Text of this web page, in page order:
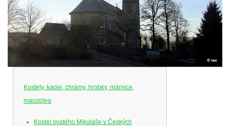
Kostely, kaple, chrámy, hrobky, márnice,
mauzolea
Kostel svatého Mikuláše v Českých